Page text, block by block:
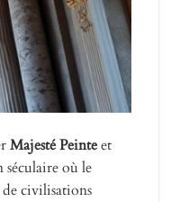
Majesté Peinteet
séculaire où le
de civilisations